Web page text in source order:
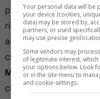
potrebbe essere più
rispetto a Thiago
accontentarsi di
che il Milan proverà a
Massimiliano Allegri
che possa aiutare la
Your personal data will be
your device (cookies,
data) may be stored by,
partners, or used
may use precise
Some vendors may
of legitimate interest,
your options below. Look
or in the site menu to
and cookie settings.